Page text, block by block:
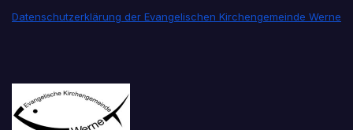
Datenschutzerklärung der Evangelischen Kirchengemeinde Werne